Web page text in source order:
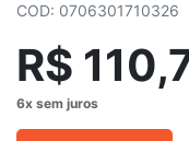
COD: 0706301710326
R$